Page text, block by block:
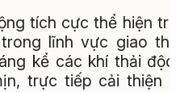
tích cực thể hiện
lĩnh vực giao
kể các khí thải
trực tiếp cải thiện